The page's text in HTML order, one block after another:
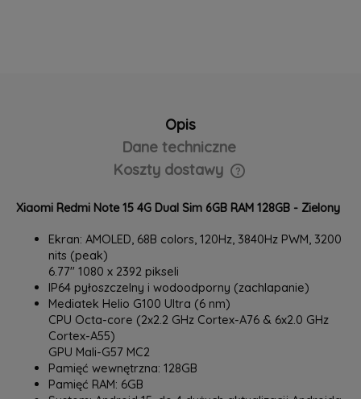
Opis
Dane techniczne
Koszty dostawy
Cena nie zawiera ewentualnych kosztów płatności
Xiaomi Redmi Note 15 4G Dual Sim 6GB RAM 128GB - Zielony
Ekran: AMOLED, 68B colors, 120Hz, 3840Hz PWM, 3200
nits (peak)
6.77" 1080 x 2392 pikseli
IP64 pyłoszczelny i wodoodporny (zachlapanie)
Mediatek Helio G100 Ultra (6 nm)
CPU Octa-core (2x2.2 GHz Cortex-A76 & 6x2.0 GHz
Cortex-A55)
GPU Mali-G57 MC2
Pamięć wewnętrzna: 128GB
Pamięć RAM: 6GB